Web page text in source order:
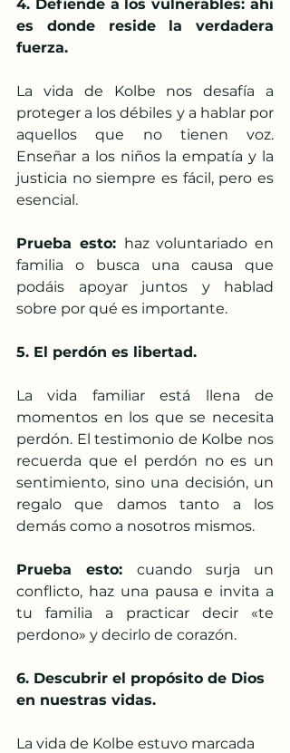
4. Defiende a los vulnerables: ahí
es donde reside la verdadera
fuerza.
La vida de Kolbe nos desafía a
proteger a los débiles y a hablar por
aquellos que no tienen voz.
Enseñar a los niños la empatía y la
justicia no siempre es fácil, pero es
esencial.
Prueba esto: haz voluntariado en
familia o busca una causa que
podáis apoyar juntos y hablad
sobre por qué es importante.
5. El perdón es libertad.
La vida familiar está llena de
momentos en los que se necesita
perdón. El testimonio de Kolbe nos
recuerda que el perdón no es un
sentimiento, sino una decisión, un
regalo que damos tanto a los
demás como a nosotros mismos.
Prueba esto: cuando surja un
conflicto, haz una pausa e invita a
tu familia a practicar decir «te
perdono» y decirlo de corazón.
6. Descubrir el propósito de Dios
en nuestras vidas.
La vida de Kolbe estuvo marcada